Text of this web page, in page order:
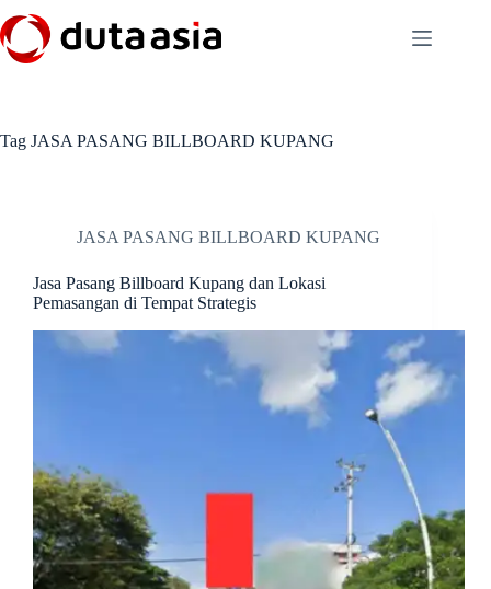
to
content
Tag JASA PASANG BILLBOARD KUPANG
JASA PASANG BILLBOARD KUPANG
Jasa Pasang Billboard Kupang dan Lokasi
Pemasangan di Tempat Strategis